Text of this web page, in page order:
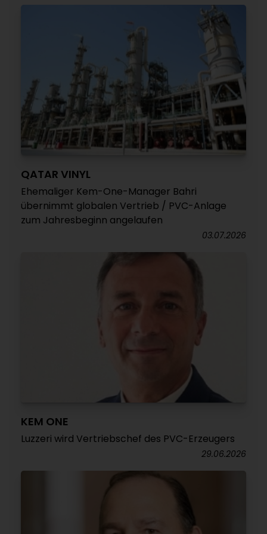
QATAR VINYL
Ehemaliger Kem-One-Manager Bahri
übernimmt globalen Vertrieb / PVC-Anlage
zum Jahresbeginn angelaufen
03.07.2026
KEM ONE
Luzzeri wird Vertriebschef des PVC-Erzeugers
29.06.2026